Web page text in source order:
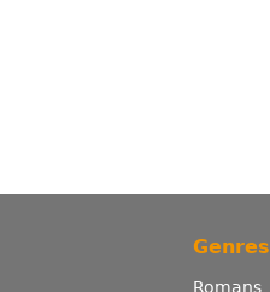
Genres
Romans